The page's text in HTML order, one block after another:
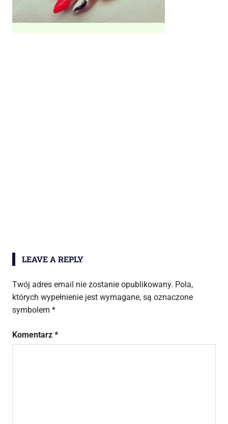
LEAVE A REPLY
Twój adres email nie zostanie opublikowany. Pola,
których wypełnienie jest wymagane, są oznaczone
symbolem *
Komentarz *